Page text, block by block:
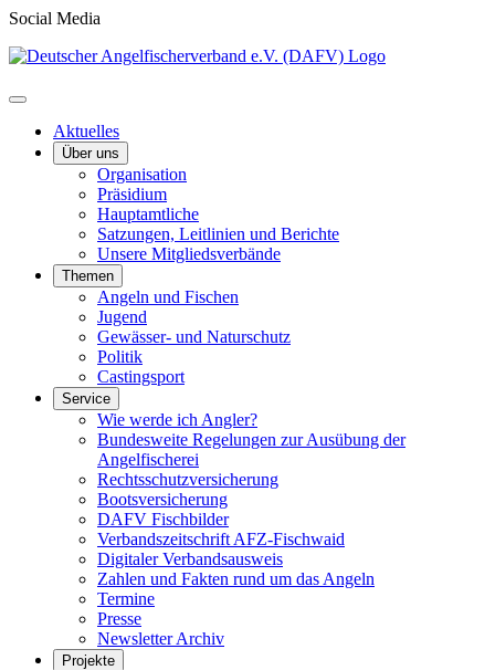
Social Media
Aktuelles
Über uns
Organisation
Präsidium
Hauptamtliche
Satzungen, Leitlinien und Berichte
Unsere Mitgliedsverbände
Themen
Angeln und Fischen
Jugend
Gewässer- und Naturschutz
Politik
Castingsport
Service
Wie werde ich Angler?
Bundesweite Regelungen zur Ausübung der
Angelfischerei
Rechtsschutzversicherung
Bootsversicherung
DAFV Fischbilder
Verbandszeitschrift AFZ-Fischwaid
Digitaler Verbandsausweis
Zahlen und Fakten rund um das Angeln
Termine
Presse
Newsletter Archiv
Projekte